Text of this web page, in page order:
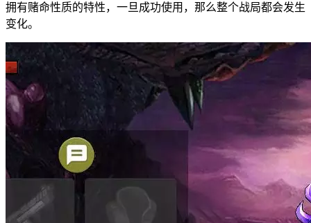
拥有赌命性质的特性，一旦成功使用，那么整个战局都会发生
变化。